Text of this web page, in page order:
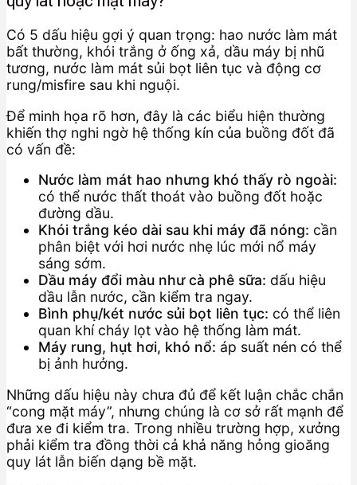
Có 5 dấu hiệu gợi ý quan trọng: hao nước làm mát
bất thường, khói trắng ở ống xả, dầu máy bị nhũ
tương, nước làm mát sủi bọt liên tục và động cơ
rung/misfire sau khi nguội.
Để minh họa rõ hơn, đây là các biểu hiện thường
khiến thợ nghi ngờ hệ thống kín của buồng đốt đã
có vấn đề:
Nước làm mát hao nhưng khó thấy rò ngoài:
có thể nước thất thoát vào buồng đốt hoặc
đường dầu.
Khói trắng kéo dài sau khi máy đã nóng: cần
phân biệt với hơi nước nhẹ lúc mới nổ máy
sáng sớm.
Dầu máy đổi màu như cà phê sữa: dấu hiệu
dầu lẫn nước, cần kiểm tra ngay.
Bình phụ/két nước sủi bọt liên tục: có thể liên
quan khí cháy lọt vào hệ thống làm mát.
Máy rung, hụt hơi, khó nổ: áp suất nén có thể
bị ảnh hưởng.
Những dấu hiệu này chưa đủ để kết luận chắc chắn
“cong mặt máy”, nhưng chúng là cơ sở rất mạnh để
đưa xe đi kiểm tra. Trong nhiều trường hợp, xưởng
phải kiểm tra đồng thời cả khả năng hỏng gioăng
quy lát lẫn biến dạng bề mặt.